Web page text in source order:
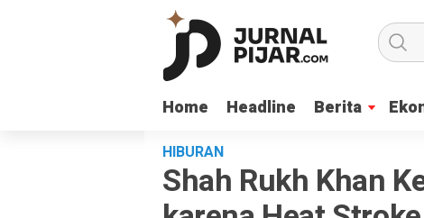
Home Headline Berita
Home Headline Berita
HIBURAN
Shah Rukh Khan